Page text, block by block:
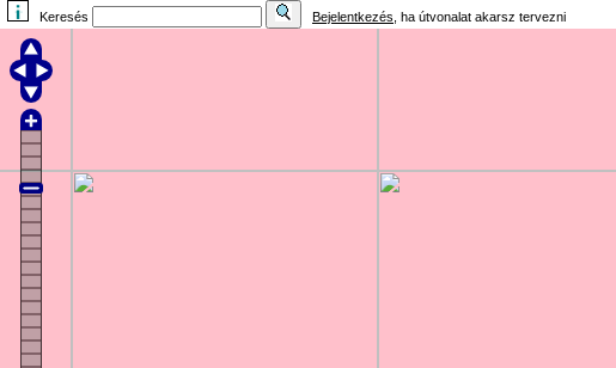
Keresés Bejelentkezés , ha útvonalat akarsz tervezni